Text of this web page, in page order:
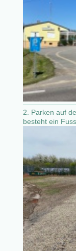
2. Parken auf
besteht ein